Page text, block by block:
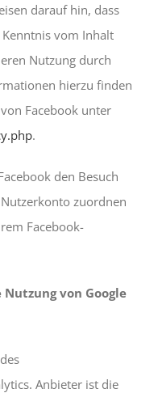
darauf hin, dass
vom Inhalt
Nutzung durch
hierzu finden
Facebook unter
.
den Besuch
zuordnen
Facebook-
von Google
Anbieter ist die